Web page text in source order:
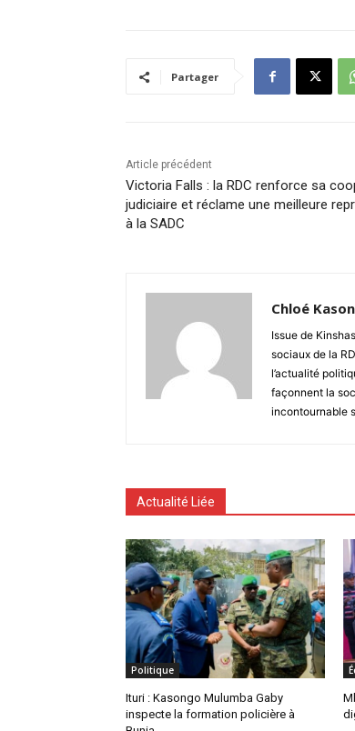
Partager
Article précédent
Victoria Falls : la RDC renforce sa
judiciaire et réclame une meilleure
à la SADC
Chloé
Issue de
sociaux de la
l’actualité
façonnent la
incontournable
Actualité Liée
Politique
Ituri : Kasongo Mulumba Gaby
inspecte la formation policière à